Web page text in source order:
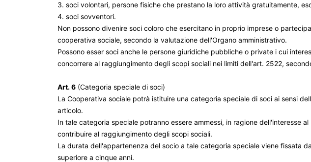
3. soci volontari, persone fisiche che prestano la loro attività gratuitamente,
4. soci sovventori.
Non possono divenire soci coloro che esercitano in proprio imprese o
cooperativa sociale, secondo la valutazione dell'Organo amministrativo.
Possono esser soci anche le persone giuridiche pubbliche o private i cui
concorrere al raggiungimento degli scopi sociali nei limiti dell'art. 2522,
Art. 6 (Categoria speciale di soci)
La Cooperativa sociale potrà istituire una categoria speciale di soci ai sensi
articolo.
In tale categoria speciale potranno essere ammessi, in ragione dell'interesse
contribuire al raggiungimento degli scopi sociali.
La durata dell'appartenenza del socio a tale categoria speciale viene fissata
superiore a cinque anni.